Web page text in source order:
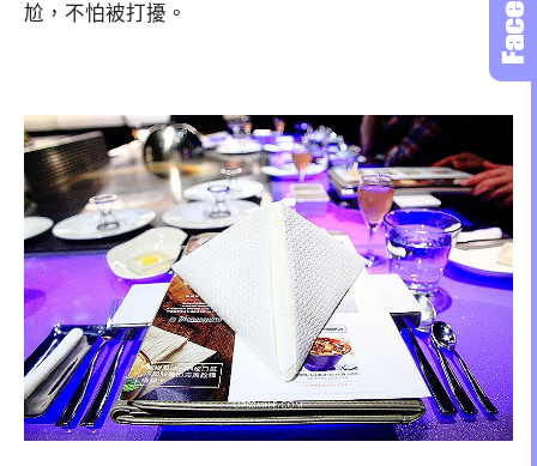
尬，不怕被打擾。